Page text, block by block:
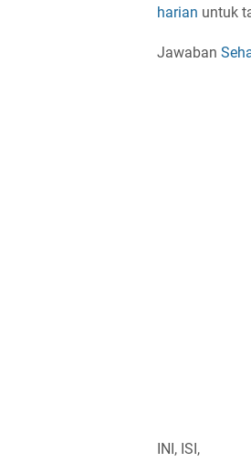
harian untuk
Jawaban
INI, ISI,